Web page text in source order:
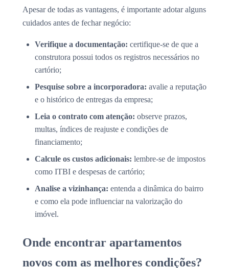
Apesar de todas as vantagens, é importante adotar alguns
cuidados antes de fechar negócio:
Verifique a documentação: certifique-se de que a
construtora possui todos os registros necessários no
cartório;
Pesquise sobre a incorporadora: avalie a reputação
e o histórico de entregas da empresa;
Leia o contrato com atenção: observe prazos,
multas, índices de reajuste e condições de
financiamento;
Calcule os custos adicionais: lembre-se de impostos
como ITBI e despesas de cartório;
Analise a vizinhança: entenda a dinâmica do bairro
e como ela pode influenciar na valorização do
imóvel.
Onde encontrar apartamentos
novos com as melhores condições?